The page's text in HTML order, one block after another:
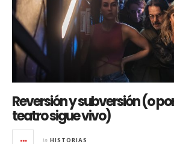
Reversión y subversión (o
teatro sigue vivo)
in HISTORIAS